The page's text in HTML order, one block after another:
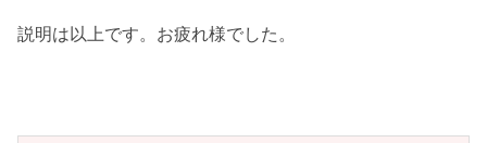
説明は以上です。お疲れ様でした。